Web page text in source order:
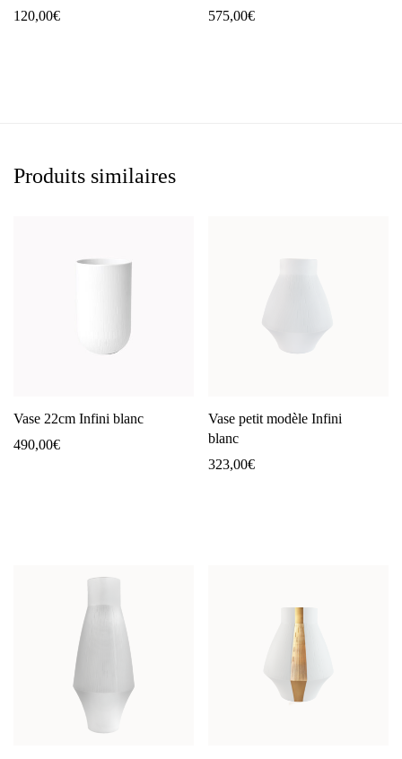
120,00€
575,00€
Produits similaires
Vase 22cm Infini blanc
490,00€
Vase petit modèle Infini
blanc
323,00€